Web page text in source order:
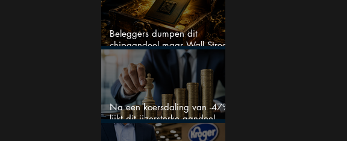
Beleggers dumpen dit
chipaandeel maar Wall Street
ziet een zeldzame koopkans
Na een koersdaling van -47%
lijkt dit ijzersterke aandeel
aantrekkelijker dan ooit